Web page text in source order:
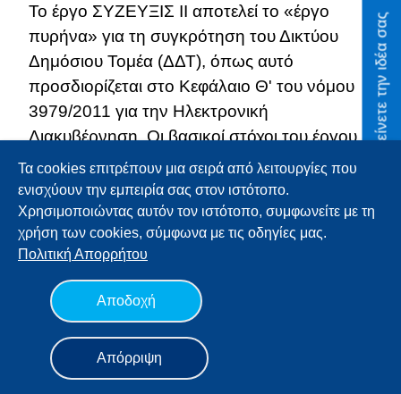
Προτείνετε την ιδέα σας
Οικονομίας
Αποτίμηση
Ψηφιακή
Δεκαετία
Προτείνετε
την ιδέα
σας
Σελίδα
Αναζήτησης
Βίβλος Ψηφιακού
Μετασχηματισμού
English
Το έργο ΣΥΖΕΥΞΙΣ ΙΙ αποτελεί το «έργο
πυρήνα» για τη συγκρότηση του Δικτύου
Δημόσιου Τομέα (ΔΔΤ), όπως αυτό
προσδιορίζεται στο Κεφάλαιο Θ' του νόμου
3979/2011 για την Ηλεκτρονική
Διακυβέρνηση. Οι βασικοί στόχοι του έργου
ΣΥΖΕΥΞΙΣ ΙΙ είναι οι εξής: α) η κάλυψη των
αναγκών τηλεπικοινωνιακής σύνδεσης των
δημόσιων φορέων (περίπου 34.000 κτίρια),
β) η αναβάθμιση της ευρυζωνικότητας των
φορέων με αξιοποίηση οπτικής πρόσβασης
και τεχνολογιών ADSL και VDSL, γ) η
αναβάθμιση των υφιστάμενων κεντρικών
υπηρεσιών του δικτύου ΣΥΖΕΥΞΙΣ, με
έμφαση στην ασφάλεια, την τηλεδιάσκεψη,
Τα cookies επιτρέπουν μια σειρά από λειτουργίες που
ενισχύουν την εμπειρία σας στον ιστότοπο.
Χρησιμοποιώντας αυτόν τον ιστότοπο, συμφωνείτε με τη
χρήση των cookies, σύμφωνα με τις οδηγίες μας.
Πολιτική Απορρήτου
Αποδοχή
Απόρριψη